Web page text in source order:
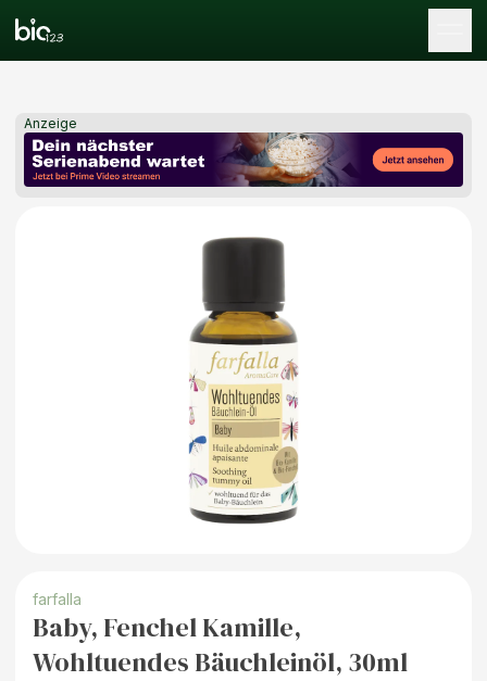
Anzeige
farfalla
Baby, Fenchel Kamille,
Wohltuendes Bäuchleinöl, 30ml